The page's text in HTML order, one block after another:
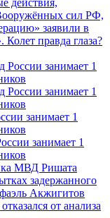
действия,
сил РФ,
заявили в
правда глаза?
занимает 1
занимает 1
занимает 1
занимает 1
МВД Ришата
задержанного
Акжигитов
от анализа